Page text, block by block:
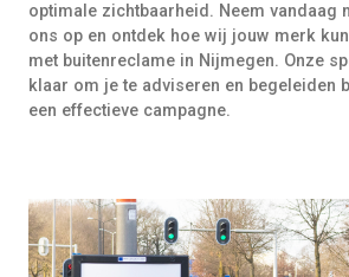
optimale zichtbaarheid. Neem vandaag
ons op en ontdek hoe wij jouw merk
met buitenreclame in Nijmegen. Onze
klaar om je te adviseren en begeleiden
een effectieve campagne.